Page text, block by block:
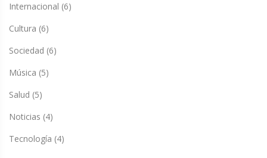
Internacional (6)
Cultura (6)
Sociedad (6)
Música (5)
Salud (5)
Noticias (4)
Tecnología (4)